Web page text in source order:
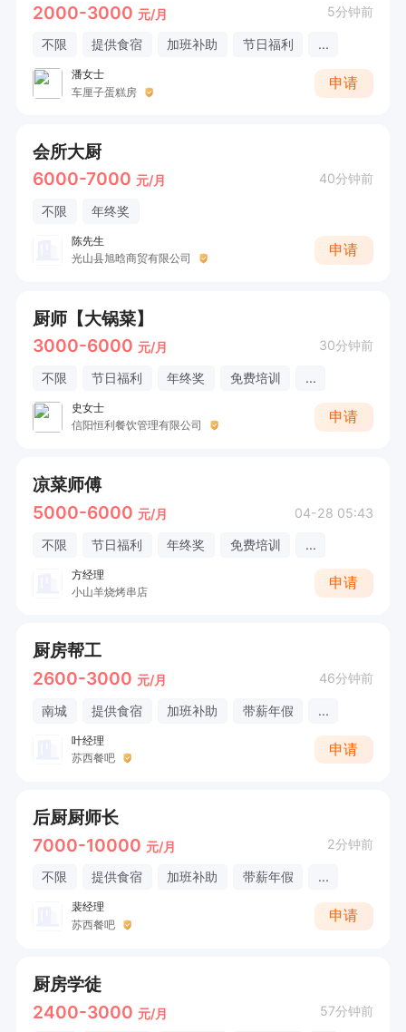
2000-3000 元/月 5分钟前
不限 提供食宿 加班补助 节日福利 ...
潘女士
车厘子蛋糕房
申请
会所大厨
6000-7000 元/月 40分钟前
不限 年终奖
陈先生
光山县旭晗商贸有限公司
申请
厨师【大锅菜】
3000-6000 元/月 30分钟前
不限 节日福利 年终奖 免费培训 ...
史女士
信阳恒利餐饮管理有限公司
申请
凉菜师傅
5000-6000 元/月 04-28 05:43
不限 节日福利 年终奖 免费培训 ...
方经理
小山羊烧烤串店
申请
厨房帮工
2600-3000 元/月 46分钟前
南城 提供食宿 加班补助 带薪年假 ...
叶经理
苏西餐吧
申请
后厨厨师长
7000-10000 元/月 2分钟前
不限 提供食宿 加班补助 带薪年假 ...
裴经理
苏西餐吧
申请
厨房学徒
2400-3000 元/月 57分钟前